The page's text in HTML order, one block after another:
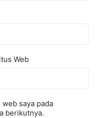
Web
saya pada
berikutnya.